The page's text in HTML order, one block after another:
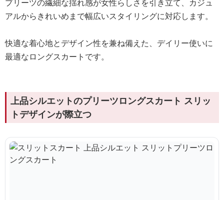
プリーツの繊細な揺れ感が女性らしさを引き立て、カジュ
アルからきれいめまで幅広いスタイリングに対応します。
快適な着心地とデザイン性を兼ね備えた、デイリー使いに
最適なロングスカートです。
上品シルエットのプリーツロングスカート スリッ
トデザインが際立つ